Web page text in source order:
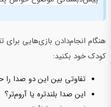
هنگام انجام‌دادن بازی‌هایی
کودک خود بکنید:
تفاوتی بین این دو صدا
این صدا بلندتره یا آروم‌تر؟